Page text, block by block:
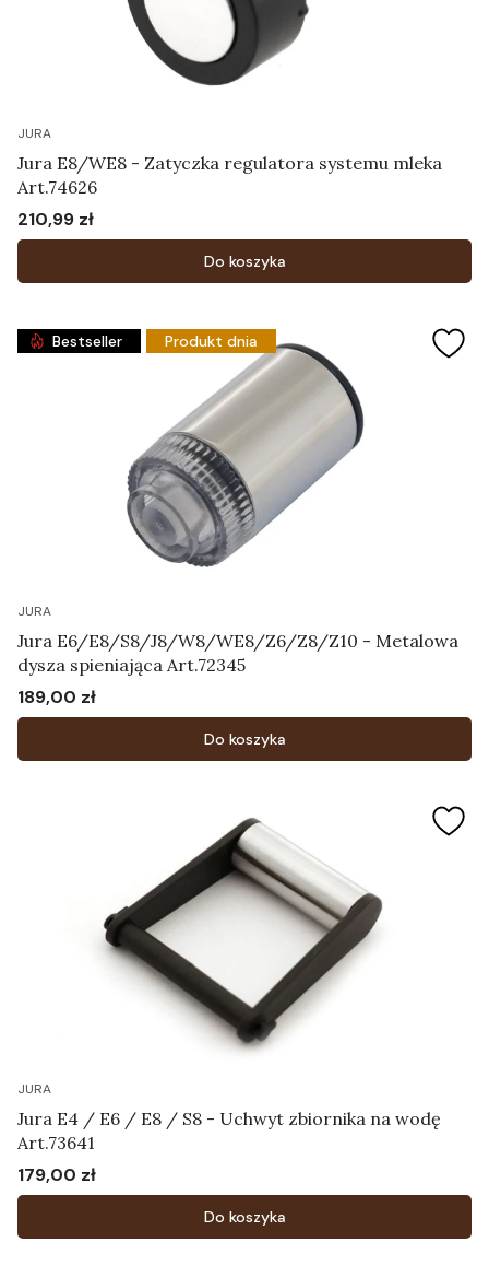
JURA
Jura E8/WE8 - Zatyczka regulatora systemu mleka
Art.74626
Cena
210,99 zł
Do koszyka
Bestseller Produkt dnia
JURA
Jura E6/E8/S8/J8/W8/WE8/Z6/Z8/Z10 - Metalowa
dysza spieniająca Art.72345
Cena
189,00 zł
Do koszyka
JURA
Jura E4 / E6 / E8 / S8 - Uchwyt zbiornika na wodę
Art.73641
Cena
179,00 zł
Do koszyka